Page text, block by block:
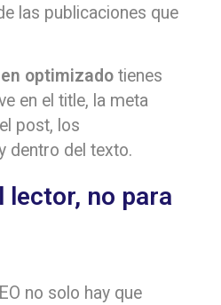
las publicaciones que
optimizado tienes
en el title, la meta
post, los
dentro del texto.
lector, no para
no solo hay que